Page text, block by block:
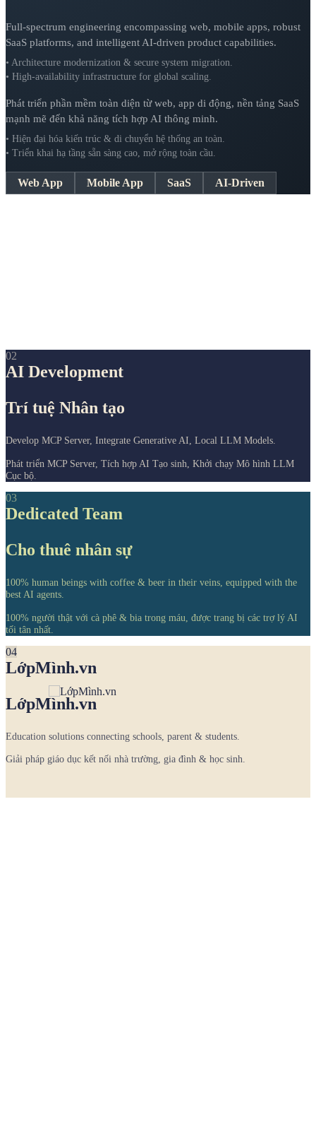
Full-spectrum engineering encompassing web, mobile apps, robust
SaaS platforms, and intelligent AI-driven product capabilities.
• Architecture modernization & secure system migration.
• High-availability infrastructure for global scaling.
Phát triển phần mềm toàn diện từ web, app di động, nền tảng SaaS
mạnh mẽ đến khả năng tích hợp AI thông minh.
• Hiện đại hóa kiến trúc & di chuyển hệ thống an toàn.
• Triển khai hạ tầng sẵn sàng cao, mở rộng toàn cầu.
Web App Mobile App SaaS AI-Driven
02
AI Development
Trí tuệ Nhân tạo
Develop MCP Server, Integrate Generative AI, Local LLM Models.
Phát triển MCP Server, Tích hợp AI Tạo sinh, Khởi chạy Mô hình LLM
Cục bộ.
03
Dedicated Team
Cho thuê nhân sự
100% human beings with coffee & beer in their veins, equipped with the
best AI agents.
100% người thật với cà phê & bia trong máu, được trang bị các trợ lý AI
tối tân nhất.
04
LớpMình.vn
LớpMình.vn
Education solutions connecting schools, parent & students.
Giải pháp giáo dục kết nối nhà trường, gia đình & học sinh.